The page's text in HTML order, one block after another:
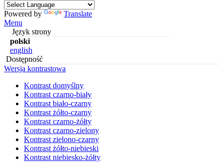
Powered by
Translate
Menu
Język strony
polski
english
Dostępność
Wersja kontrastowa
Kontrast domyślny
Kontrast czarno-biały
Kontrast biało-czarny
Kontrast żółto-czarny
Kontrast czarno-żółty
Kontrast czarno-zielony
Kontrast zielono-czarny
Kontrast żółto-niebieski
Kontrast niebiesko-żółty